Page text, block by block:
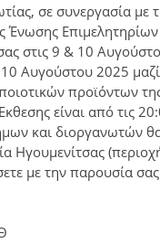
σε συνεργασία με
Ένωσης
στις 9 & 10
Αυγούστου 2025
προϊόντων
είναι από τις
και
Ηγουμενίτσας
με την παρουσία